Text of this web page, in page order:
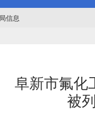
信息
阜新市氟化
被